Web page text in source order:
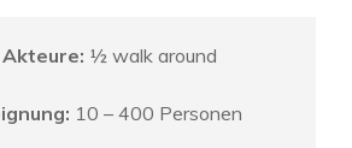
½ walk around
10 – 400 Personen